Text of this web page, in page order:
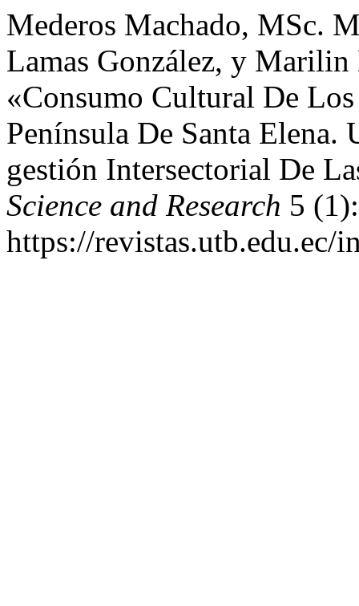
Mederos Machado, MSc.
Lamas González, y Marilin
«Consumo Cultural De
Península De Santa Elena.
gestión Intersectorial De
Science and Research 5
https://revistas.utb.edu.ec/